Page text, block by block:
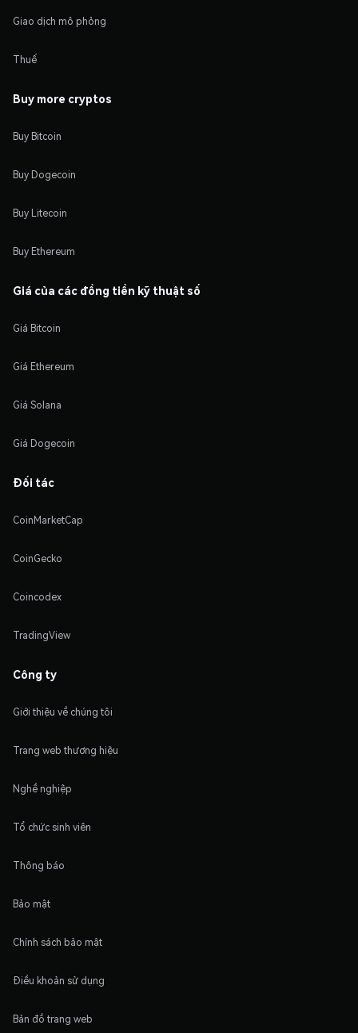
Giao dịch mô phỏng
Thuế
Buy more cryptos
Buy Bitcoin
Buy Dogecoin
Buy Litecoin
Buy Ethereum
Giá của các đồng tiền kỹ thuật số
Giá Bitcoin
Giá Ethereum
Giá Solana
Giá Dogecoin
Đối tác
CoinMarketCap
CoinGecko
Coincodex
TradingView
Công ty
Giới thiệu về chúng tôi
Trang web thương hiệu
Nghề nghiệp
Tổ chức sinh viên
Thông báo
Bảo mật
Chính sách bảo mật
Điều khoản sử dụng
Bản đồ trang web